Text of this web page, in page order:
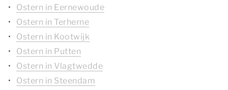
Ostern in Eernewoude
Ostern in Terherne
Ostern in Kootwijk
Ostern in Putten
Ostern in Vlagtwedde
Ostern in Steendam